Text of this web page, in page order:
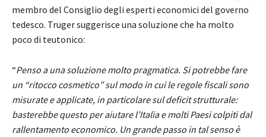
membro del Consiglio degli esperti economici del governo
tedesco. Truger suggerisce una soluzione che ha molto
poco di teutonico:
“Penso a una soluzione molto pragmatica. Si potrebbe fare
un “ritocco cosmetico” sul modo in cui le regole fiscali sono
misurate e applicate, in particolare sul deficit strutturale:
basterebbe questo per aiutare l’Italia e molti Paesi colpiti dal
rallentamento economico. Un grande passo in tal senso è